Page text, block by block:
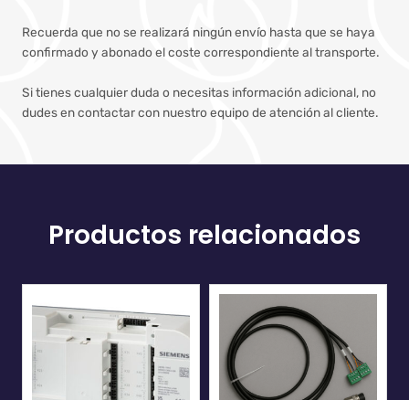
Recuerda que no se realizará ningún envío hasta que se haya
confirmado y abonado el coste correspondiente al transporte.
Si tienes cualquier duda o necesitas información adicional, no
dudes en contactar con nuestro equipo de atención al cliente.
Productos relacionados